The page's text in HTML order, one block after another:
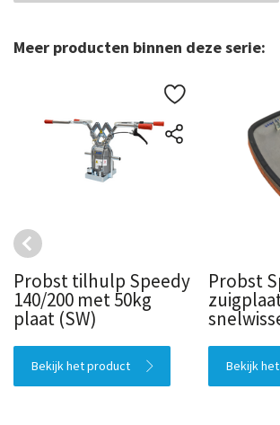
Meer producten binnen deze serie:
Probst tilhulp Speedy
140/200 met 50kg
plaat (SW)
Bekijk het product
Probst
Bekijk